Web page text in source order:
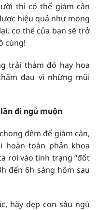
thì có thể giảm cân
hiệu quả như mong
cơ thể của bạn sẽ trở
cùng!
trải thảm đỏ hay hoa
đau vì những mũi
đi ngủ muộn
đêm để giảm cân,
hoàn toàn phản khoa
rơi vào tình trạng “đốt
đến 6h sáng hôm sau
hãy dẹp con sâu ngủ